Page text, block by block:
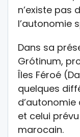
n’existe pas
l’autonomie
Dans sa
Grótinum,
Îles Féroé
quelques
et celui
marocain.